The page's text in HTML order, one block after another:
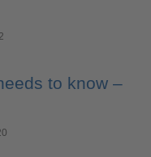
to know –